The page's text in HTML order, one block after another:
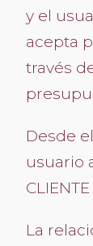
y el
acepta
través
Desde
usuario
La